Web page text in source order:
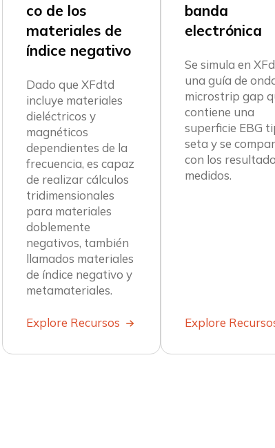
co de los
materiales de
índice negativo
Dado que XFdtd
incluye materiales
dieléctricos y
magnéticos
dependientes de la
frecuencia, es capaz
de realizar cálculos
tridimensionales
para materiales
doblemente
negativos, también
llamados materiales
de índice negativo y
metamateriales.
Explore Recursos
banda
electrónica
Se simula en
una guía de
microstrip gap
contiene una
superficie EBG
seta y se
con los
medidos.
Explore